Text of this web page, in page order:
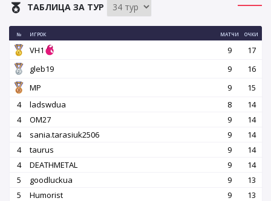
ТАБЛИЦА ЗА ТУР
№ ИГРОК МАТЧИ ОЧКИ
VH1 9
17
gleb19
9
16
MP
9
15
4
ladswdua 8
14
4
OM27 9
14
4
sania.tarasiuk2506 9
14
4
taurus 9
14
4
DEATHMETAL 9
14
5
goodluckua 9
13
5
Humorist 9
13